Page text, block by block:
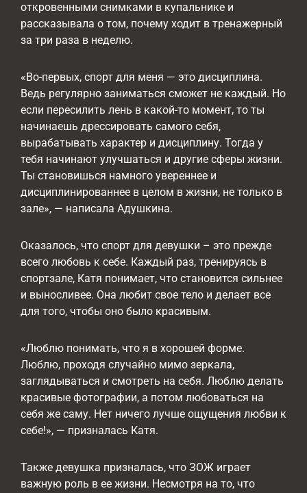
откровенными снимками в купальнике и
рассказывала о том, почему ходит в тренажерный
за три раза в неделю.
«Во-первых, спорт для меня — это дисциплина.
Ведь регулярно заниматься сможет не каждый. Но
если пересилить лень в какой-то момент, то ты
начинаешь дрессировать самого себя,
вырабатывать характер и дисциплину. Тогда у
тебя начинают улучшаться и другие сферы жизни.
Ты становишься намного увереннее и
дисциплинированнее в целом в жизни, не только в
зале», — написала Адушкина.
Оказалось, что спорт для девушки – это прежде
всего любовь к себе. Каждый раз, тренируясь в
спортзале, Катя понимает, что становится сильнее
и выносливее. Она любит свое тело и делает все
для того, чтобы оно было красивым.
«Люблю понимать, что я в хорошей форме.
Люблю, проходя случайно мимо зеркала,
заглядываться и смотреть на себя. Люблю делать
красивые фотографии, а потом любоваться на
себя же саму. Нет ничего лучше ощущения любви к
себе!», — призналась Катя.
Также девушка призналась, что ЗОЖ играет
важную роль в ее жизни. Несмотря на то, что